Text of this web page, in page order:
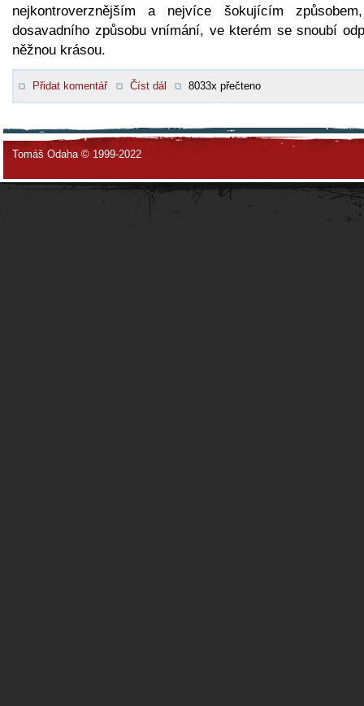
nejkontroverznějším a nejvíce šokujícím
dosavadního způsobu vnímání, ve kterém se snoubí
něžnou krásou.
Přidat komentář Číst dál 8033x přečteno
Tomáš Odaha © 1999-2022